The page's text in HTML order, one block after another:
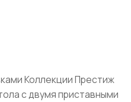
Коллекции Престиж
с двумя приставными